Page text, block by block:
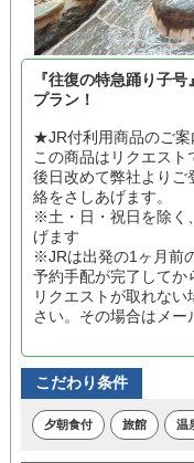
『往復の特急踊り子
プラン！
★JR付利用商品のご
この商品はリクエスト
後日改めて弊社よりご
絡をさしあげます。
※土・日・祝日を除く
げます
※JRは出発の1ヶ月前
予約手配が完了してか
リクエストが取れな
さい。その場合はメー
こだわり条件
夕朝食付 旅館 温